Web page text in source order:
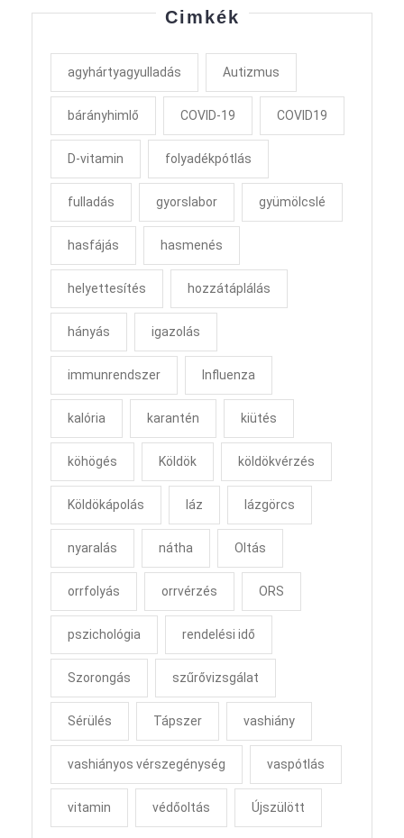
Cimkék
agyhártyagyulladás Autizmus
bárányhimlő COVID-19 COVID19
D-vitamin folyadékpótlás
fulladás gyorslabor gyümölcslé
hasfájás hasmenés
helyettesítés hozzátáplálás
hányás igazolás
immunrendszer Influenza
kalória karantén kiütés
köhögés Köldök köldökvérzés
Köldökápolás láz lázgörcs
nyaralás nátha Oltás
orrfolyás orrvérzés ORS
pszichológia rendelési idő
Szorongás szűrővizsgálat
Sérülés Tápszer vashiány
vashiányos vérszegénység vaspótlás
vitamin védőoltás Újszülött